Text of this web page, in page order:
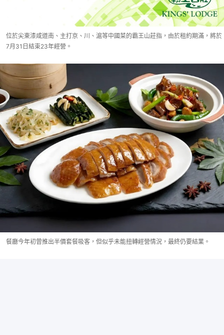
位於尖東漆咸道南、主打京、川、滬等中國菜的霸王山莊指，由於租約期滿，將於
7月31日結束23年經營。
餐廳今年初曾推出半價套餐吸客，但似乎未能扭轉經營情況，最終仍要結業。